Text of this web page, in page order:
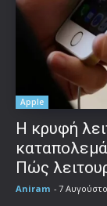
Apple
Η κρυφή
Πώς
Aniram - 7